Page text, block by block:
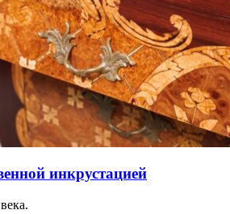
инкрустацией